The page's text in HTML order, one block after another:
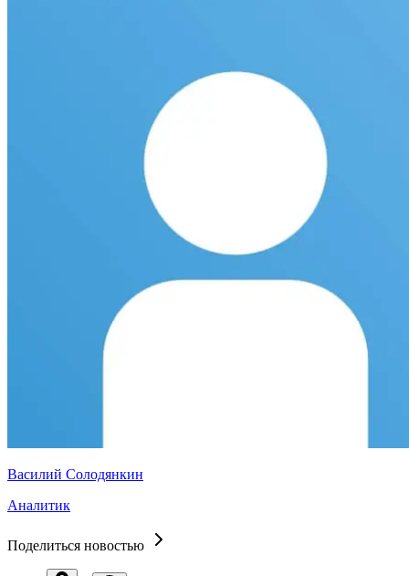
Василий Солодянкин
Аналитик
Поделиться новостью